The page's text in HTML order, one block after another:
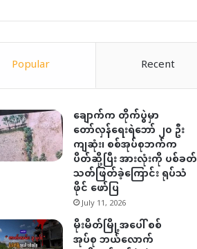
Popular Recent
ချောက်က တိုက်ပွဲမှာ
တော်လှန်ရေးရဲဘော် ၂၀ ဦး
ကျဆုံး၊ စစ်အုပ်စုဘက်က
ပိတ်ဆို့ပြီး အားလုံးကို ပစ်ခတ်
သတ်ဖြတ်ခဲ့ကြောင်း ရုပ်သံ
ဖိုင် ဖော်ပြ
July 11, 2026
မိုးမိတ်မြို့အပေါ် စစ်
အုပ်စု ဘယ်လောက်